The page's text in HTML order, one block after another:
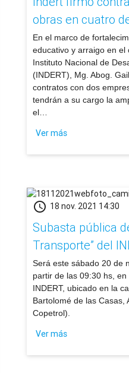
obras en cuatro
En el marco de
educativo y arraigo en
Instituto Nacional de
(INDERT), Mg. Abog.
contratos con dos
tendrán a su cargo la
el…
Ver más
schedule 18 nov. 2021 14:30
Subasta pública
Transporte” del
​Será este sábado 20 de
partir de las 09:30 hs,
INDERT, ubicado en la
Bartolomé de las Casas,
Copetrol).
Ver más